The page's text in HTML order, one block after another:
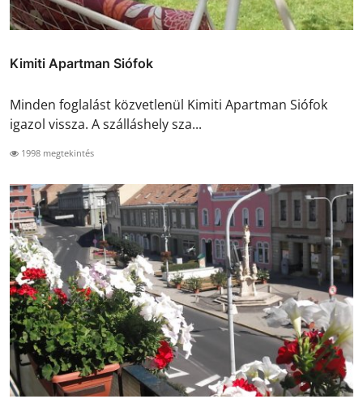
Kimiti Apartman Siófok
Minden foglalást közvetlenül Kimiti Apartman Siófok
igazol vissza. A szálláshely sza...
1998 megtekintés